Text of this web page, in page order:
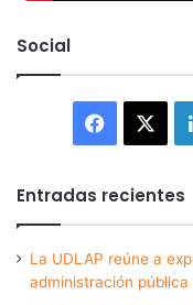
Social
Entradas recientes
La UDLAP reúne a
administración pública